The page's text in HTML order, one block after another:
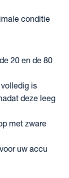
conditie
20 en de 80
is
deze leeg
met zware
uw accu